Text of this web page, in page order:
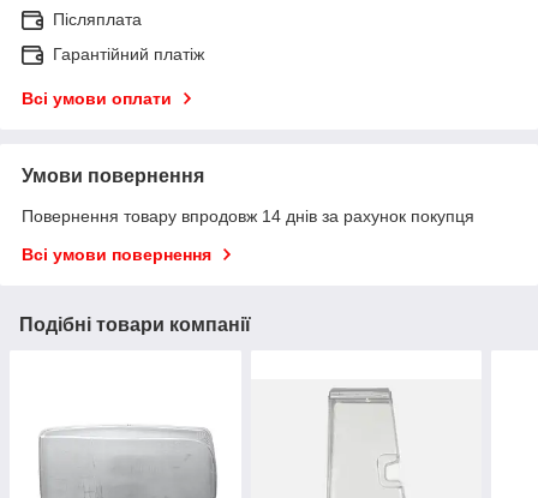
Післяплата
Гарантійний платіж
Всі умови оплати
Умови повернення
Повернення товару впродовж 14 днів за рахунок покупця
Всі умови повернення
Подібні товари компанії